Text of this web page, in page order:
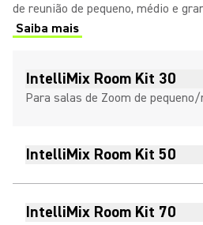
de reunião de pequeno, médio e
Saiba mais
(Opens in a new tab)
IntelliMix Room Kit 30
Para salas de Zoom de
IntelliMix Room Kit 50
IntelliMix Room Kit 70